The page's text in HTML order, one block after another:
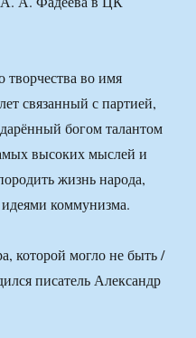
во имя
связанный с партией,
богом талантом
высоких мыслей и
жизнь народа,
коммунизма.